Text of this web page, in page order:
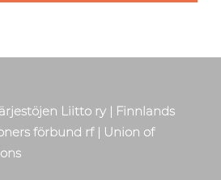
Liitto ry | Finnlands
förbund rf | Union of